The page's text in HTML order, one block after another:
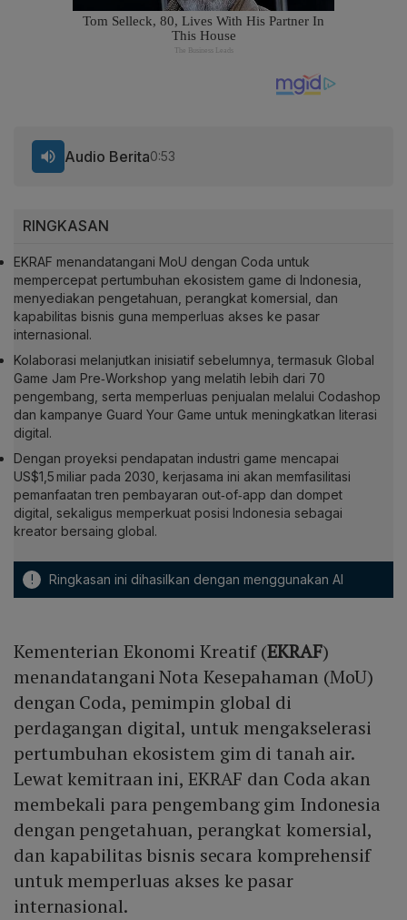
RINGKASAN
EKRAF menandatangani MoU dengan Coda untuk
mempercepat pertumbuhan ekosistem game di Indonesia,
menyediakan pengetahuan, perangkat komersial, dan
kapabilitas bisnis guna memperluas akses ke pasar
internasional.
Kolaborasi melanjutkan inisiatif sebelumnya, termasuk Global
Game Jam Pre‑Workshop yang melatih lebih dari 70
pengembang, serta memperluas penjualan melalui Codashop
dan kampanye Guard Your Game untuk meningkatkan literasi
digital.
Dengan proyeksi pendapatan industri game mencapai
US$1,5 miliar pada 2030, kerjasama ini akan memfasilitasi
pemanfaatan tren pembayaran out‑of‑app dan dompet
digital, sekaligus memperkuat posisi Indonesia sebagai
kreator bersaing global.
! Ringkasan ini dihasilkan dengan menggunakan AI
Audio Berita0:53
Kementerian Ekonomi Kreatif (EKRAF)
menandatangani Nota Kesepahaman (MoU)
dengan Coda, pemimpin global di
perdagangan digital, untuk mengakselerasi
pertumbuhan ekosistem gim di tanah air.
Lewat kemitraan ini, EKRAF dan Coda akan
membekali para pengembang gim Indonesia
dengan pengetahuan, perangkat komersial,
dan kapabilitas bisnis secara komprehensif
untuk memperluas akses ke pasar
internasional.